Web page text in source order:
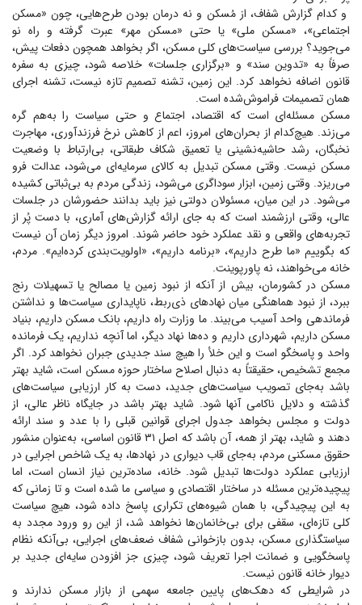
و کدام گزارش شفاف، از مُسکن و نه درمان بودن طرح‌هایی، چون «مسکن
اجتماعی»، «مسکن ملی» یا حتی «مسکن مهر» عبرت گرفته و راه نو
می‌جوید؟ بررسی سیاست‌های کلی مسکن، اگر بخواهد همچون دفعات پیش،
صرفاً به «تدوین سند» و «برگزاری جلسات» خلاصه شود، چیزی به سفره
قانون اضافه نخواهد کرد. این زمین، تشنه تصمیم تازه نیست، تشنه اجرای
همان تصمیمات فراموش‌شده است.
مسکن مسئله‌ای است که اقتصاد، اجتماع و حتی سیاست را به‌هم گره
می‌زند. هیچ‌کدام از بحران‌های امروز، اعم از کاهش نرخ فرزندآوری، مهاجرت
نخبگان، رشد حاشیه‌نشینی یا تعمیق شکاف طبقاتی، بی‌ارتباط با وضعیت
مسکن نیست. وقتی مسکن تبدیل به کالای سرمایه‌ای می‌شود، عدالت فرو
می‌ریزد. وقتی زمین، ابزار سوداگری می‌شود، زندگی مردم به بی‌ثباتی کشیده
می‌شود. در این میان، مسئولان دولتی نیز باید بدانند حضورشان در جلسات
عالی، وقتی ارزشمند است که به جای ارائه گزارش‌های آماری، با دست پُر از
تجربه‌های واقعی و نقد عملکرد خود حاضر شوند. امروز دیگر زمان آن نیست
که بگوییم «ما طرح داریم»، «برنامه داریم»، «اولویت‌بندی کرده‌ایم». مردم،
خانه می‌خواهند، نه پاورپوینت.
مسکن در کشورمان، بیش از آنکه از نبود زمین یا مصالح یا تسهیلات رنج
ببرد، از نبود هماهنگی میان نهاد‌های ذی‌ربط، ناپایداری سیاست‌ها و نداشتن
فرماندهی واحد آسیب می‌بیند. ما وزارت راه داریم، بانک مسکن داریم، بنیاد
مسکن داریم، شهرداری داریم و ده‌ها نهاد دیگر، اما آنچه نداریم، یک فرمانده
واحد و پاسخگو است و این خلأ را هیچ سند جدیدی جبران نخواهد کرد. اگر
مجمع تشخیص، حقیقتاً به دنبال اصلاح ساختار حوزه مسکن است، شاید بهتر
باشد به‌جای تصویب سیاست‌های جدید، دست به کار ارزیابی سیاست‌های
گذشته و دلایل ناکامی آنها شود. شاید بهتر باشد در جایگاه ناظر عالی، از
دولت و مجلس بخواهد جدول اجرای قوانین قبلی را با عدد و سند ارائه
دهند و شاید، بهتر از همه، آن باشد که اصل ۳۱ قانون اساسی، به‌عنوان منشور
حقوق مسکنی مردم، به‌جای قاب دیواری در نهادها، به یک شاخص اجرایی در
ارزیابی عملکرد دولت‌ها تبدیل شود. خانه، ساده‌ترین نیاز انسان است، اما
پیچیده‌ترین مسئله در ساختار اقتصادی و سیاسی ما شده است و تا زمانی که
به این پیچیدگی، با همان شیوه‌های تکراری پاسخ داده شود، هیچ سیاست
کلی تازه‌ای، سقفی برای بی‌خانمان‌ها نخواهد شد، از این رو ورود مجدد به
سیاستگذاری مسکن، بدون بازخوانی شفاف ضعف‌های اجرایی، بی‌آنکه نظام
پاسخگویی و ضمانت اجرا تعریف شود، چیزی جز افزودن سایه‌ای جدید بر
دیوار خانه قانون نیست.
در شرایطی که دهک‌های پایین جامعه سهمی از بازار مسکن ندارند و